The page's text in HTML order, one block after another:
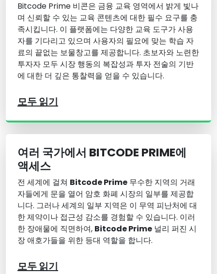
Bitcode Prime 비콘은 금융 교육 영역에서 밝게 빛나
며 신뢰할 수 있는 교육 콘텐츠에 대한 필수 요구를 충
족시킵니다. 이 플랫폼에는 다양한 교육 도구가 사용
자를 기다리고 있으며 사용자의 필요에 맞는 학습 자
료의 끝없는 보물창고를 제공합니다. 초보자와 노련한
투자자 모두 시장 행동의 복잡성과 투자 전술의 기반
에 대한 더 깊은 통찰력을 얻을 수 있습니다.
모두 읽기
여러 국가에서 BITCODE PRIME에
액세스
전 세계에 걸쳐 Bitcode Prime 무수한 지역의 거래
자들에게 문을 열어 암호 화폐 시장의 일부를 제공합
니다. 그러나 세계의 일부 지역은 이 무역 피난처에 대
한 제약이나 접근성 감소를 경험할 수 있습니다. 이러
한 장애물에 직면하여, Bitcode Prime 널리 퍼진 시
장 애호가들을 위한 등대 역할을 합니다.
모두 읽기